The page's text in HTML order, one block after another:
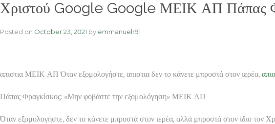
Χριστού Google Google ΜΕΙΚ ΑΠ Πάπας
Posted on October 23, 2021 by emmanuelr91
απιστια ΜΕΙΚ ΑΠ Όταν εξομολογήστε, απιστια δεν το κάνετε μπροστά στον ιερέα,
Πάπας Φραγκίσκος: «Μην φοβάστε την εξομολόγηση» ΜΕΙΚ ΑΠ
Όταν εξομολογήστε, δεν το κάνετε μπροστά στον ιερέα, αλλά μπροστά στον ίδιο τον